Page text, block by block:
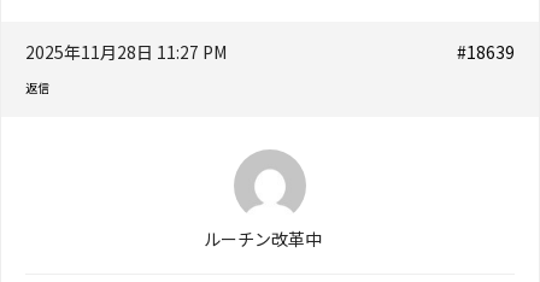
2025年11月28日 11:27 PM #18639
返信
ルーチン改革中